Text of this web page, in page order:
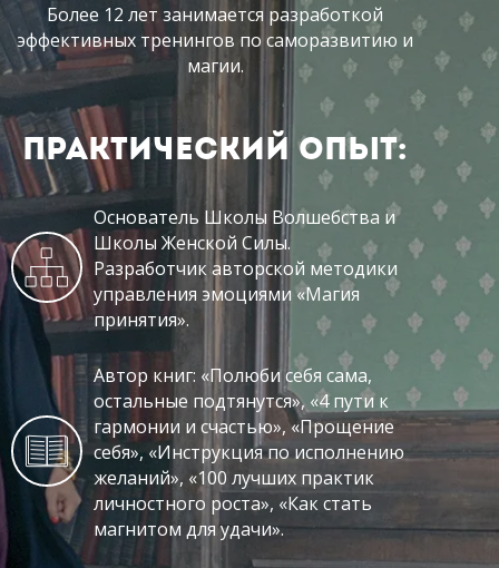
Более 12 лет занимается разработкой
эффективных тренингов по саморазвитию и
магии.
Практический опыт:
Основатель Школы Волшебства и
Школы Женской Силы.
Разработчик авторской методики
управления эмоциями «Магия
принятия».
Автор книг: «Полюби себя сама,
остальные подтянутся», «4 пути к
гармонии и счастью», «Прощение
себя», «Инструкция по исполнению
желаний», «100 лучших практик
личностного роста», «Как стать
магнитом для удачи».